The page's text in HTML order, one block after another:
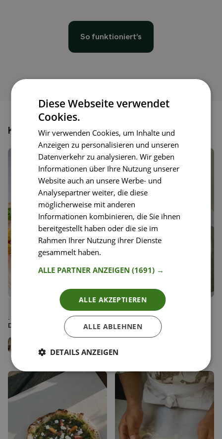
So funktioniert’s
Könnte dir auch gefallen
Speichern
Vegane Spinat-Tomaten-
Frittata mit Joghurt-Pesto-
Dip
Team Happy Plates
Liken
Speichern
Mediterraner Nudelsalat
Jenny Rose
Team Happy Plates
Diese Webseite verwendet
Cookies.
Wir verwenden Cookies, um Inhalte und
Anzeigen zu personalisieren und unseren
Datenverkehr zu analysieren. Wir geben
Informationen über Ihre Nutzung unserer
Website auch an unsere Werbe- und
Analysepartner weiter, die diese
möglicherweise mit anderen
Informationen kombinieren, die Sie ihnen
bereitgestellt haben oder die sie im
Rahmen Ihrer Nutzung ihrer Dienste
gesammelt haben.
ALLE PARTNER ANZEIGEN(1691) →
ALLE AKZEPTIEREN
ALLE ABLEHNEN
DETAILS ANZEIGEN